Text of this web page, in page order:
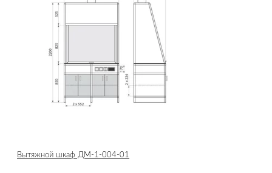
Вытяжной шкаф ДМ-1-004-01